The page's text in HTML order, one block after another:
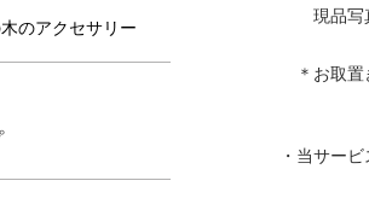
現品写真
＊お取置
・当サー
のアクセサリー